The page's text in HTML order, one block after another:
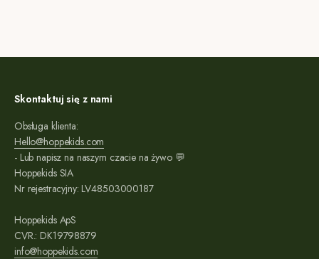
Skontaktuj się z nami
Obsługa klienta:
Hello@hoppekids.com
- Lub napisz na naszym czacie na żywo 💬
Hoppekids SIA
Nr rejestracyjny: LV48503000187
Hoppekids ApS
CVR.: DK19798879
info@hoppekids.com